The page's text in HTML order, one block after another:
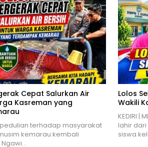
Cepat Salurkan Air
Kasreman yang
terhadap masyarakat
kemarau kembali
Ngawi…
Lolos
Wakili
KEDIRI |
lahir dari
siswa